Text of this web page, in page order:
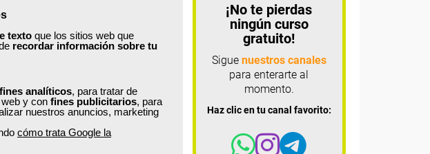
texto que los sitios web que
recordar información sobre tu
fines analíticos, para tratar de
y con fines publicitarios, para
nuestros anuncios, marketing
cómo trata Google la
¡No te pierdas
ningún curso
gratuito!
Sigue nuestros canales
para enterarte al
momento.
Haz clic en tu canal favorito: